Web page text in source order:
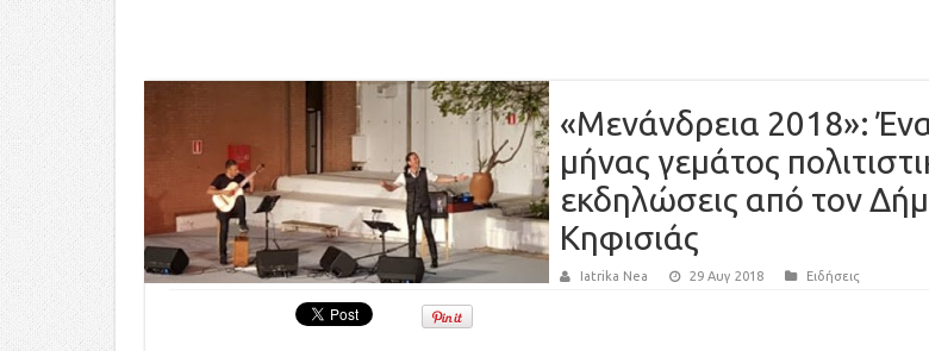
«Μενάνδρεια 2018»:
μήνας γεμάτος
εκδηλώσεις από τον
Κηφισιάς
Iatrika Nea 29 Αυγ 2018 Ειδήσεις